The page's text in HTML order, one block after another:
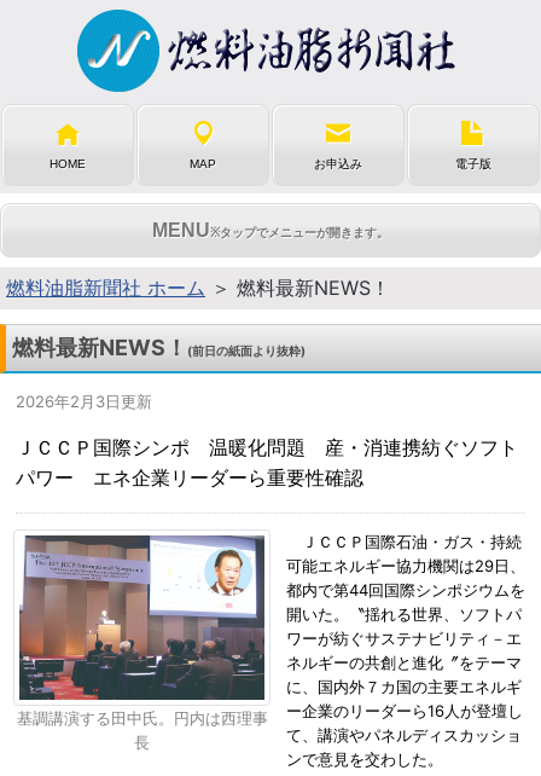
HOME MAP お申込み 電子版
MENU※タップでメニューが開きます。
燃料油脂新聞社 ホーム ＞ 燃料最新NEWS！
燃料最新NEWS！ (前日の紙面より抜粋)
2026年2月3日更新
ＪＣＣＰ国際シンポ 温暖化問題 産・消連携紡ぐソフト
パワー エネ企業リーダーら重要性確認
基調講演する田中氏。円内は西理事
長
ＪＣＣＰ国際石油・ガス・持続
可能エネルギー協力機関は29日、
都内で第44回国際シンポジウムを
開いた。〝揺れる世界、ソフトパ
ワーが紡ぐサステナビリティ－エ
ネルギーの共創と進化〞をテーマ
に、国内外７カ国の主要エネルギ
ー企業のリーダーら16人が登壇し
て、講演やパネルディスカッショ
ンで意見を交わした。